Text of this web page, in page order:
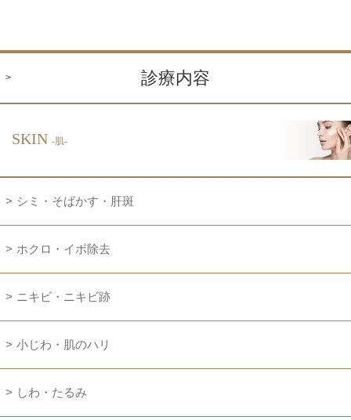
診療内容
SKIN -肌-
シミ・そばかす・肝斑
ホクロ・イボ除去
ニキビ・ニキビ跡
小じわ・肌のハリ
しわ・たるみ